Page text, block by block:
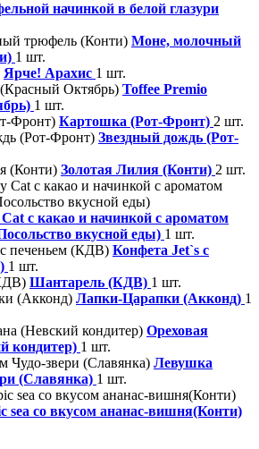
начинкой в белой глазури
Моне, молочный
1 шт.
Ярче! Арахис 1 шт.
Toffee Premio
1 шт.
Картошка (Рот-Фронт) 2 шт.
Звездный дождь (Рот-
Золотая Лилия (Конти) 2 шт.
с какао и начинкой с ароматом
вкусной еды) 1 шт.
Конфета Jet`s с
1 шт.
Шантарель (КДВ) 1 шт.
Лапки-Царапки (Акконд) 1
Ореховая
кондитер) 1 шт.
Левушка
(Славянка) 1 шт.
со вкусом ананас-вишня(Конти)